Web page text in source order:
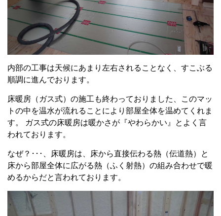
内部の工事は天候にあまり左右されることなく、すこぶる
順調に進んでおります。
床暖房（ガス式）の施工も終わっておりました、このマッ
トの中を温水が流れることにより部屋全体を温めてくれま
す。 ガス式の床暖房は暖かさが『やわらかい』とよく言
われております。
なぜ？･･･、床暖房は、床から直接伝わる熱（伝道熱）と
床から部屋全体に広がる熱（ふく射熱）の組み合わせで暖
めるからだと言われております。